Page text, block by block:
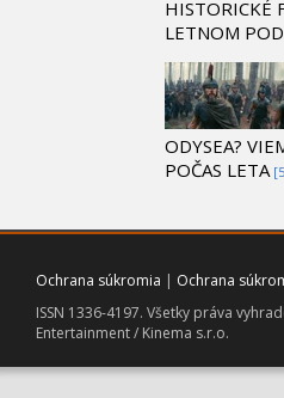
HISTORICKÉ
LETNOM
ODYSEA?
POČAS LETA
Ochrana súkromia | Ochrana
ISSN 1336-4197. Všetky práva
Entertainment / Kinema s.r.o.